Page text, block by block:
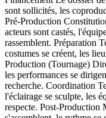
sont sollicités, les
Pré-Production
acteurs sont castés,
rassemblent. Préparation
costumes se créent, les
Production (Tournage)
les performances se
recherche. Coordination
l'éclairage se sculpte, les
respecte. Post-Production